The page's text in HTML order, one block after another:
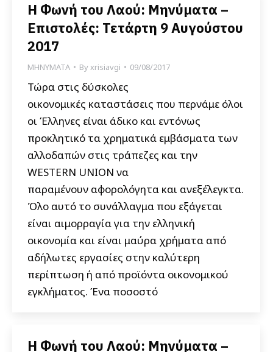
Η Φωνή του Λαού: Μηνύματα –
Επιστολές: Τετάρτη 9 Αυγούστου
2017
ΜΗΝΥΜΑΤΑ Byxrisiavgi 09/08/2017
Τώρα στις δύσκολες
οικονομικές καταστάσεις που περνάμε όλοι
οι Έλληνες είναι άδικο και εντόνως
προκλητικό τα χρηματικά εμβάσματα των
αλλοδαπών στις τράπεζες και την
WESTERN UNION να
παραμένουν αφορολόγητα και ανεξέλεγκτα.
Όλο αυτό το συνάλλαγμα που εξάγεται
είναι αιμορραγία για την ελληνική
οικονομία και είναι μαύρα χρήματα από
αδήλωτες εργασίες στην καλύτερη
περίπτωση ή από προϊόντα οικονομικού
εγκλήματος. Ένα ποσοστό
Η Φωνή του Λαού: Μηνύματα –